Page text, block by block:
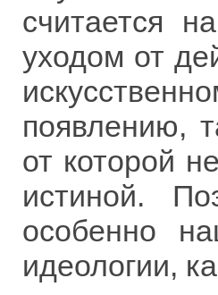
считается
уходом от
появлению,
от которой
истиной.
особенно
идеологии,